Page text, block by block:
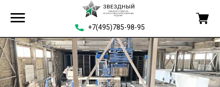
+7(495)785-98-95